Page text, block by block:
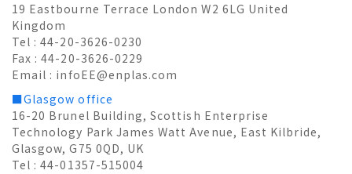
19 Eastbourne Terrace London W2 6LG United
Kingdom
Tel : 44-20-3626-0230
Fax : 44-20-3626-0229
Email : infoEE@enplas.com
■Glasgow office
16-20 Brunel Building, Scottish Enterprise
Technology Park James Watt Avenue, East Kilbride,
Glasgow, G75 0QD, UK
Tel : 44-01357-515004